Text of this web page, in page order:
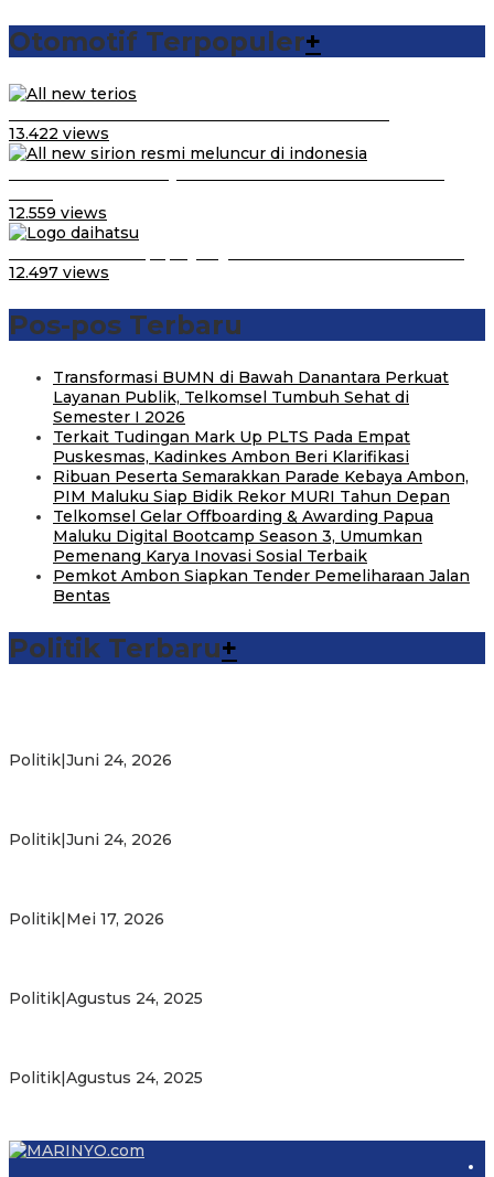
Otomotif Terpopuler+
13.422 views
12.559 views
12.497 views
Pos-pos Terbaru
Transformasi BUMN di Bawah Danantara Perkuat
Layanan Publik, Telkomsel Tumbuh Sehat di
Semester I 2026
Terkait Tudingan Mark Up PLTS Pada Empat
Puskesmas, Kadinkes Ambon Beri Klarifikasi
Ribuan Peserta Semarakkan Parade Kebaya Ambon,
PIM Maluku Siap Bidik Rekor MURI Tahun Depan
Telkomsel Gelar Offboarding & Awarding Papua
Maluku Digital Bootcamp Season 3, Umumkan
Pemenang Karya Inovasi Sosial Terbaik
Pemkot Ambon Siapkan Tender Pemeliharaan Jalan
Bentas
Politik Terbaru+
Politik|Juni 24, 2026
Politik|Juni 24, 2026
Politik|Mei 17, 2026
Politik|Agustus 24, 2025
Politik|Agustus 24, 2025